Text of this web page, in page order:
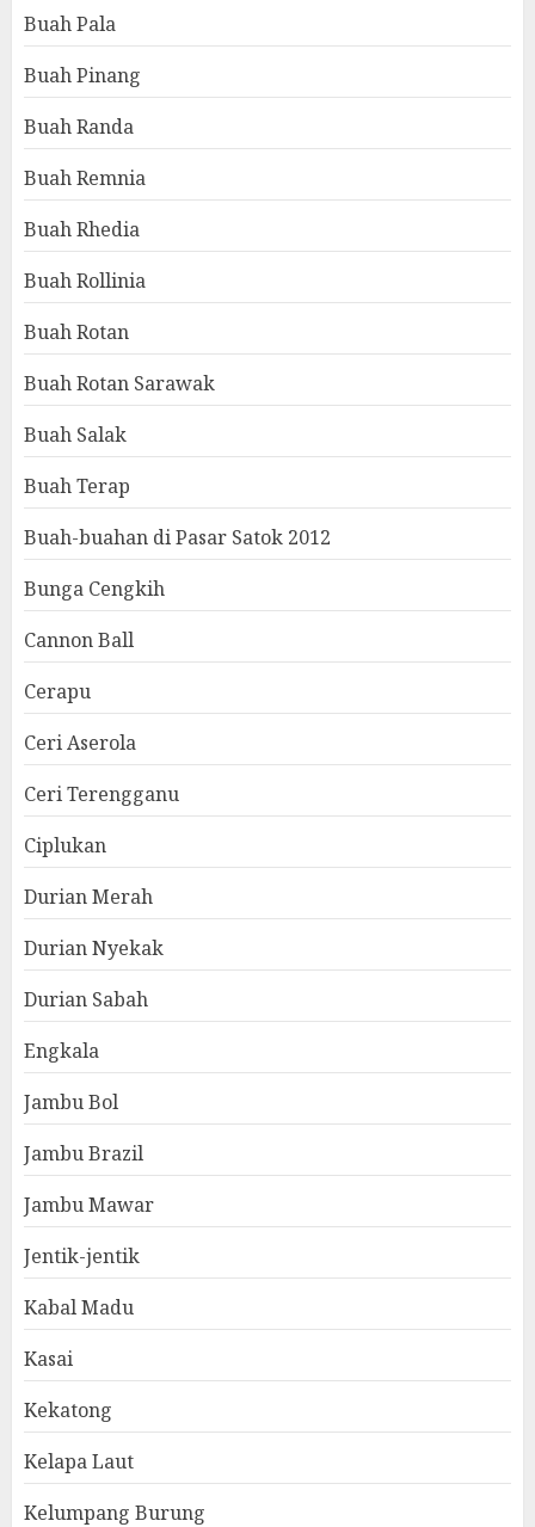
Buah Pala
Buah Pinang
Buah Randa
Buah Remnia
Buah Rhedia
Buah Rollinia
Buah Rotan
Buah Rotan Sarawak
Buah Salak
Buah Terap
Buah-buahan di Pasar Satok 2012
Bunga Cengkih
Cannon Ball
Cerapu
Ceri Aserola
Ceri Terengganu
Ciplukan
Durian Merah
Durian Nyekak
Durian Sabah
Engkala
Jambu Bol
Jambu Brazil
Jambu Mawar
Jentik-jentik
Kabal Madu
Kasai
Kekatong
Kelapa Laut
Kelumpang Burung